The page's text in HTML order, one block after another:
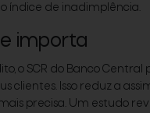
índice de inadimplência.
importa
o SCR do Banco Central
clientes. Isso reduz a
precisa. Um estudo